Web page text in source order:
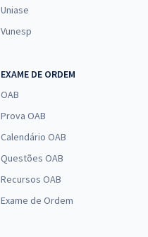
Uniase
Vunesp
EXAME DE ORDEM
OAB
Prova OAB
Calendário OAB
Questões OAB
Recursos OAB
Exame de Ordem